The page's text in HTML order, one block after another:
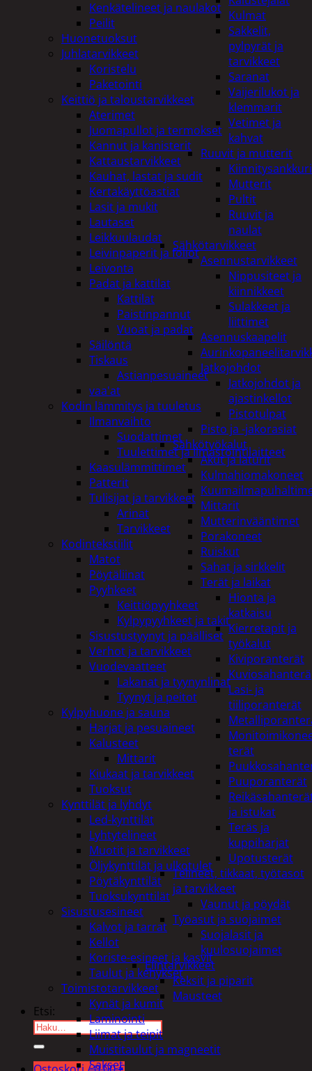
Kulmat
Sakkelit,
pylpyrät ja
tarvikkeet
Saranat
Vaijerilukot ja
klemmarit
Vetimet ja
kahvat
Ruuvit ja mutterit
Mutterit
Pultit
Ruuvit ja
naulat
Sähkötarvikkeet
Asennustarvikkeet
Nippusiteet ja
kiinnikkeet
Sulakkeet ja
liittimet
Asennuskaapelit
Jatkojohdot
Jatkojohdot ja
ajastinkellot
Pistotulpat
Pisto ja -jakorasiat
Sähkötyökalut
Akut ja laturit
Kulmahiomakoneet
Mittarit
Mutterinvääntimet
Porakoneet
Ruiskut
Sahat ja sirkkelit
Terät ja laikat
Hionta ja
katkaisu
Kierretapit ja
työkalut
Kiviporanterät
Kuviosahanterä
Lasi- ja
tiiliporanterät
terät
Puuporanterät
ja istukat
Teräs ja
kuppiharjat
Upotusterät
Telineet, tikkaat, työtasot
ja tarvikkeet
Vaunut ja pöydät
Työasut ja suojaimet
Suojalasit ja
kuulosuojaimet
Elintarvikkeet
Keksit ja piparit
Mausteet
Etsi:
Kenkätelineet ja naulakot
Peilit
Huonetuoksut
Juhlatarvikkeet
Koristelu
Paketointi
Keittiö ja taloustarvikkeet
Aterimet
Juomapullot ja termokset
Kannut ja kanisterit
Kattaustarvikkeet
Kauhat, lastat ja sudit
Kertakäyttöastiat
Lasit ja mukit
Lautaset
Leikkuulaudat
Leivinpaperit ja foliot
Leivonta
Padat ja kattilat
Kattilat
Paistinpannut
Vuoat ja padat
Säilöntä
Tiskaus
Astianpesuaineet
vaa'at
Kodin lämmitys ja tuuletus
Ilmanvaihto
Suodattimet
Tuulettimet ja Ilmastointilaitteet
Kaasulämmittimet
Patterit
Tulisijat ja tarvikkeet
Arinat
Tarvikkeet
Kodintekstiilit
Matot
Pöytäliinat
Pyyhkeet
Keittiöpyyhkeet
Kylpypyyhkeet ja takit
Sisustustyynyt ja päälliset
Verhot ja tarvikkeet
Vuodevaatteet
Lakanat ja tyynynlinat
Tyynyt ja peitot
Kylpyhuone ja sauna
Harjat ja pesuaineet
Kalusteet
Mittarit
Kiukaat ja tarvikkeet
Tuoksut
Kynttilät ja lyhdyt
Led-kynttilät
Lyhtytelineet
Muotit ja tarvikkeet
Öljykynttilät ja ulkotulet
Pöytäkynttilät
Tuoksukynttilät
Sisustusesineet
Kalvot ja tarrat
Kellot
Koriste-esineet ja kasvit
Taulut ja kehykset
Toimistotarvikkeet
Kynät ja kumit
Laminointi
Liimat ja teipit
Muistitaulut ja magneetit
Sakset